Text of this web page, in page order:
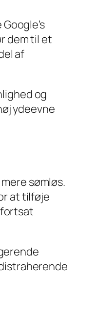
dem til et
af
og
ydeevne
sømløs.
at tilføje